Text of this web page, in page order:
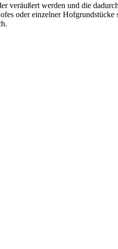
werden und die
oder einzelner